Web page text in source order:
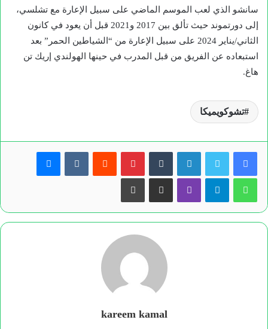
سانشو الذي لعب الموسم الماضي على سبيل الإعارة مع تشلسي،
إلى دورتموند حيث تألق بين 2017 و2021 قبل أن يعود في كانون
الثاني/يناير 2024 على سبيل الإعارة من “الشياطين الحمر” بعد
استبعاده عن الفريق من قبل المدرب في حينها الهولندي إريك تن
هاغ.
تشوكويميكا
لينكدإن بينتيريست ماسنجر
واتساب تيلقرام ڤايبر مشاركة عبر البريد طباعة
kareem kamal